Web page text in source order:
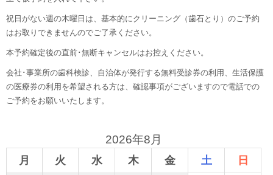
祝日がない週の木曜日は、基本的にクリーニング（歯石とり）のご予約
はお取りできませんのでご了承ください。
本予約確定後の直前･無断キャンセルはお控えください。
会社･事業所の歯科検診、自治体が発行する無料受診券の利用、生活保護
の医療券の利用を希望される方は、確認事項がございますので電話での
ご予約をお願いいたします。
2026年8月
月 火 水 木 金 土 日